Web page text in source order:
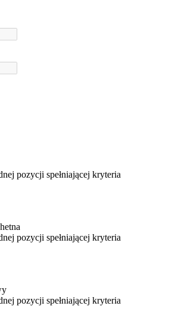
pozycji spełniającej kryteria
pozycji spełniającej kryteria
pozycji spełniającej kryteria